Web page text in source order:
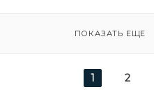
ПОКАЗАТЬ ЕЩЕ
1 2